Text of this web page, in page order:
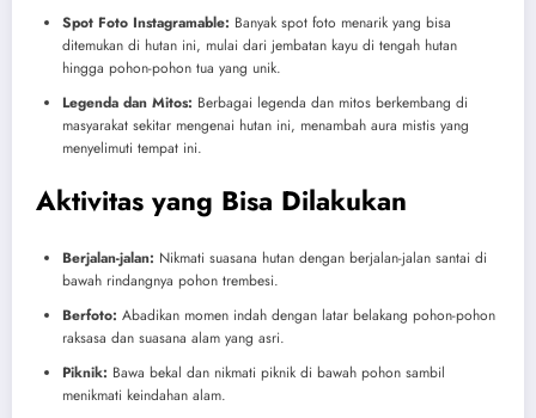
Spot Foto Instagramable: Banyak spot foto menarik yang bisa
ditemukan di hutan ini, mulai dari jembatan kayu di tengah hutan
hingga pohon-pohon tua yang unik.
Legenda dan Mitos: Berbagai legenda dan mitos berkembang di
masyarakat sekitar mengenai hutan ini, menambah aura mistis yang
menyelimuti tempat ini.
Aktivitas yang Bisa Dilakukan
Berjalan-jalan: Nikmati suasana hutan dengan berjalan-jalan santai di
bawah rindangnya pohon trembesi.
Berfoto: Abadikan momen indah dengan latar belakang pohon-pohon
raksasa dan suasana alam yang asri.
Piknik: Bawa bekal dan nikmati piknik di bawah pohon sambil
menikmati keindahan alam.